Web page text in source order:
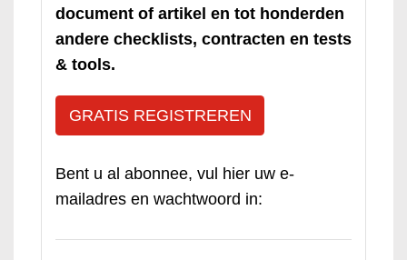
document of artikel en tot honderden
andere checklists, contracten en tests
& tools.
GRATIS REGISTREREN
Bent u al abonnee, vul hier uw e-
mailadres en wachtwoord in: